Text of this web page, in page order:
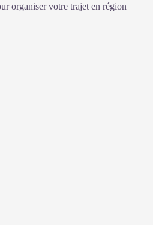
organiser votre trajet en région